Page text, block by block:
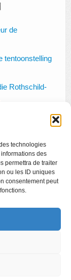
technologies
des
permettra de traiter
ou les ID uniques
consentement peut
de
tentoonstelling
Rothschild-
guide